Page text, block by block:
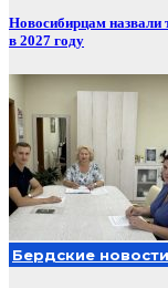
Новосибирцам назвали
в 2027 году
Бердские новости